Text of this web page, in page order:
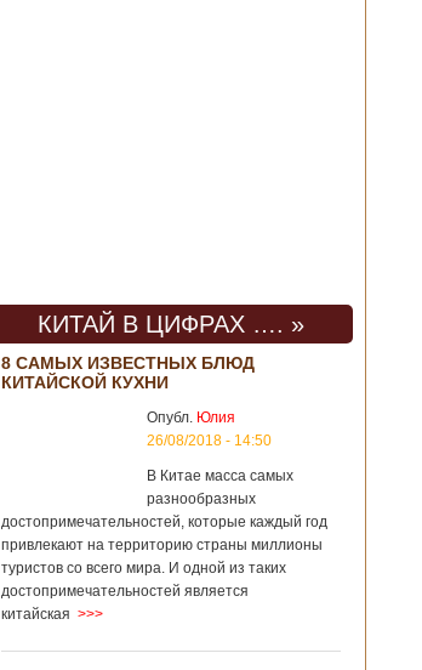
КИТАЙ В ЦИФРАХ …. »
8 САМЫХ ИЗВЕСТНЫХ БЛЮД
КИТАЙСКОЙ КУХНИ
Опубл. Юлия
26/08/2018 - 14:50
В Китае масса самых
разнообразных
достопримечательностей, которые каждый год
привлекают на территорию страны миллионы
туристов со всего мира. И одной из таких
достопримечательностей является
китайская >>>